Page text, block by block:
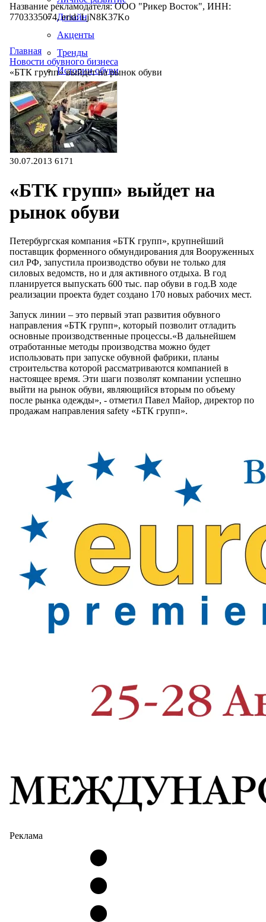
Дизайн
Акценты
Тренды
Истории обуви
Производство
Название рекламодателя: ООО "Рикер Восток", ИНН:
7703335074, erid: LjN8K37Ko
Главная
Новости обувного бизнеса
«БТК групп» выйдет на рынок обуви
30.07.2013 6171
«БТК групп» выйдет на
рынок обуви
Петербургская компания «БТК групп», крупнейший
поставщик форменного обмундирования для Вооруженных
сил РФ, запустила производство обуви не только для
силовых ведомств, но и для активного отдыха. В год
планируется выпускать 600 тыс. пар обуви в год.В ходе
реализации проекта будет создано 170 новых рабочих мест.
Запуск линии – это первый этап развития обувного
направления «БТК групп», который позволит отладить
основные производственные процессы.«В дальнейшем
отработанные методы производства можно будет
использовать при запуске обувной фабрики, планы
строительства которой рассматриваются компанией в
настоящее время. Эти шаги позволят компании успешно
выйти на рынок обуви, являющийся вторым по объему
после рынка одежды», - отметил Павел Майор, директор по
продажам направления safety «БТК групп».
Реклама